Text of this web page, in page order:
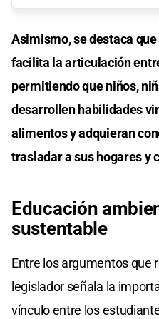
Asimismo, se destaca
facilita la articulación
permitiendo que niños,
desarrollen habilidades
alimentos y adquieran
trasladar a sus hogares y
Educación
sustentable
Entre los argumentos que
legislador señala la
vínculo entre los